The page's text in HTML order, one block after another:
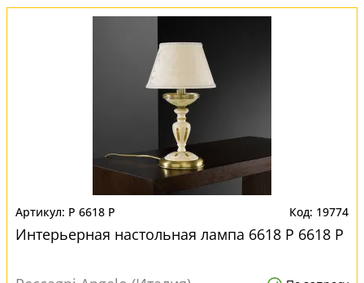
P 6618 P 19774
Интерьерная настольная лампа 6618 P 6618 P